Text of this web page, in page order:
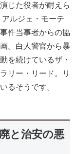
じた役者が耐えら
ルジェ・モーテ
件当事者からの協
。白人警官から暴
を続けているザ・
リー・リード。リ
るそうです。
と治安の悪